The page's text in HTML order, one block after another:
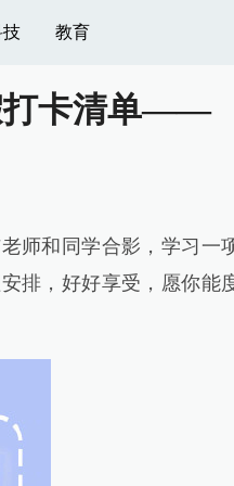
技 教育
打卡清单——
师和同学合影，学习一
排，好好享受，愿你能